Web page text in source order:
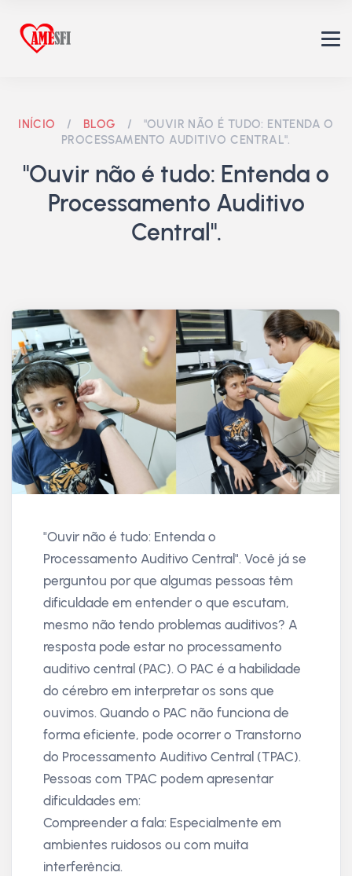
INÍCIO / BLOG /
"OUVIR NÃO É TUDO: ENTENDA O
PROCESSAMENTO AUDITIVO CENTRAL".
"Ouvir não é tudo: Entenda o
Processamento Auditivo
Central".
"Ouvir não é tudo: Entenda o
Processamento Auditivo Central". Você já se
perguntou por que algumas pessoas têm
dificuldade em entender o que escutam,
mesmo não tendo problemas auditivos? A
resposta pode estar no processamento
auditivo central (PAC). O PAC é a habilidade
do cérebro em interpretar os sons que
ouvimos. Quando o PAC não funciona de
forma eficiente, pode ocorrer o Transtorno
do Processamento Auditivo Central (TPAC).
Pessoas com TPAC podem apresentar
dificuldades em:
Compreender a fala: Especialmente em
ambientes ruidosos ou com muita
interferência.